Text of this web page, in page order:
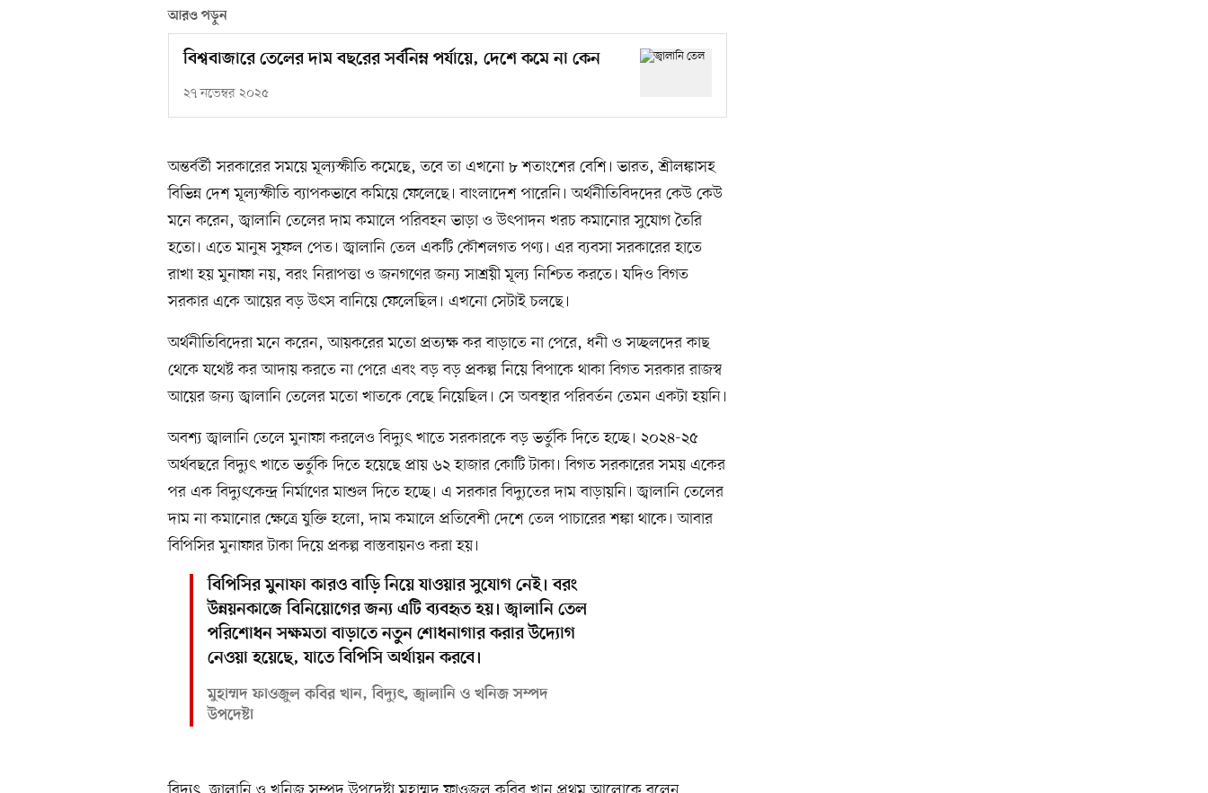
আরও পড়ুন
বিশ্ববাজারে তেলের দাম বছরের সর্বনিম্ন পর্যায়ে, দেশে কমে না কেন
২৭ নভেম্বর ২০২৫
অন্তর্বর্তী সরকারের সময়ে মূল্যস্ফীতি কমেছে, তবে তা এখনো ৮ শতাংশের বেশি। ভারত, শ্রীলঙ্কাসহ
বিভিন্ন দেশ মূল্যস্ফীতি ব্যাপকভাবে কমিয়ে ফেলেছে। বাংলাদেশ পারেনি। অর্থনীতিবিদদের কেউ কেউ
মনে করেন, জ্বালানি তেলের দাম কমালে পরিবহন ভাড়া ও উৎপাদন খরচ কমানোর সুযোগ তৈরি
হতো। এতে মানুষ সুফল পেত। জ্বালানি তেল একটি কৌশলগত পণ্য। এর ব্যবসা সরকারের হাতে
রাখা হয় মুনাফা নয়, বরং নিরাপত্তা ও জনগণের জন্য সাশ্রয়ী মূল্য নিশ্চিত করতে। যদিও বিগত
সরকার একে আয়ের বড় উৎস বানিয়ে ফেলেছিল। এখনো সেটাই চলছে।
অর্থনীতিবিদেরা মনে করেন, আয়করের মতো প্রত্যক্ষ কর বাড়াতে না পেরে, ধনী ও সচ্ছলদের কাছ
থেকে যথেষ্ট কর আদায় করতে না পেরে এবং বড় বড় প্রকল্প নিয়ে বিপাকে থাকা বিগত সরকার রাজস্ব
আয়ের জন্য জ্বালানি তেলের মতো খাতকে বেছে নিয়েছিল। সে অবস্থার পরিবর্তন তেমন একটা হয়নি।
অবশ্য জ্বালানি তেলে মুনাফা করলেও বিদ্যুৎ খাতে সরকারকে বড় ভর্তুকি দিতে হচ্ছে। ২০২৪-২৫
অর্থবছরে বিদ্যুৎ খাতে ভর্তুকি দিতে হয়েছে প্রায় ৬২ হাজার কোটি টাকা। বিগত সরকারের সময় একের
পর এক বিদ্যুৎকেন্দ্র নির্মাণের মাশুল দিতে হচ্ছে। এ সরকার বিদ্যুতের দাম বাড়ায়নি। জ্বালানি তেলের
দাম না কমানোর ক্ষেত্রে যুক্তি হলো, দাম কমালে প্রতিবেশী দেশে তেল পাচারের শঙ্কা থাকে। আবার
বিপিসির মুনাফার টাকা দিয়ে প্রকল্প বাস্তবায়নও করা হয়।
বিপিসির মুনাফা কারও বাড়ি নিয়ে যাওয়ার সুযোগ নেই। বরং
উন্নয়নকাজে বিনিয়োগের জন্য এটি ব্যবহৃত হয়। জ্বালানি তেল
পরিশোধন সক্ষমতা বাড়াতে নতুন শোধনাগার করার উদ্যোগ
নেওয়া হয়েছে, যাতে বিপিসি অর্থায়ন করবে।
মুহাম্মদ ফাওজুল কবির খান, বিদ্যুৎ, জ্বালানি ও খনিজ সম্পদ
উপদেষ্টা